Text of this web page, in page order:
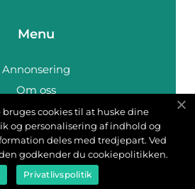
Menu
Annonsering
Om oss
Cookies
Kontakta oss
Sitemap
bruges cookies til at huske dine
og personalisering af indhold og
deles med tredjepart. Ved
godkender du cookiepolitikken.
Privatlivspolitik